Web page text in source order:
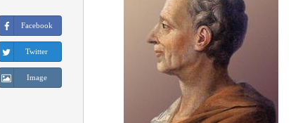
Facebook
Twitter
Image